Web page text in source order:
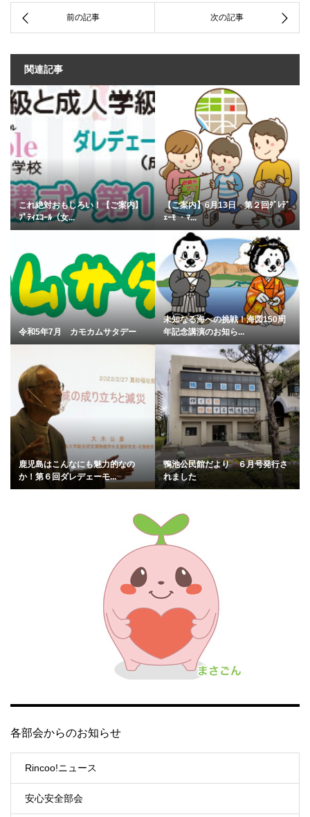
関連記事
これ絶対おもしろい！【ご案内】
ﾌﾟﾃｨｴｺｰﾙ（女...
【ご案内】6月13日 第２回ﾀﾞﾚﾃﾞ
ｪｰﾓ ・ﾏ...
令和5年7月 カモカムサタデー
未知なる海への挑戦！海図150周
年記念講演のお知ら...
鹿児島はこんなにも魅力的なの
か！第６回ダレデェーモ...
鴨池公民館だより ６月号発行さ
れました
各部会からのお知らせ
Rincoo!ニュース
安心安全部会